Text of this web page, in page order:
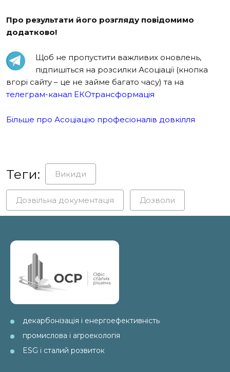
Про результати його розгляду повідомимо
додатково!
Щоб не пропустити важливих оновлень,
підпишіться на розсилки Асоціації (кнопка
вгорі сайту – це не займе багато часу) та на
телеграм-канал ЕКОтрансформація
Більше про Асоціацію професіоналів довкілля
Теги: Викиди
Дозвільна документація Дозволи
декарбонізація і енергоефективність
промислова і агроекологія
ESG і сталий розвиток